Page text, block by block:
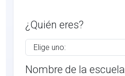
¿Quién eres?
Nombre de la escuela